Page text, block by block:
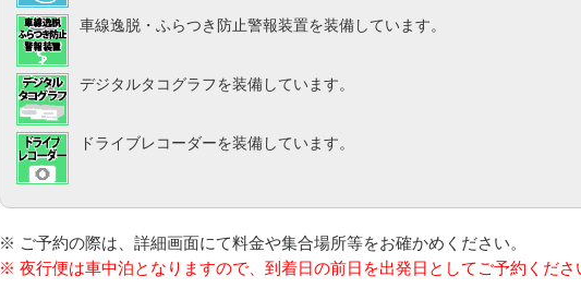
車線逸脱・ふらつき防止警報装置を装備しています。
デジタルタコグラフを装備しています。
ドライブレコーダーを装備しています。
※ ご予約の際は、詳細画面にて料金や集合場所等をお確かめください。
※ 夜行便は車中泊となりますので、到着日の前日を出発日としてご予約くださ